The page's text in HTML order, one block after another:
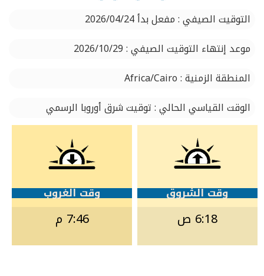
التوقيت الصيفي : مفعل بدأ 2026/04/24
موعد إنتهاء التوقيت الصيفي : 2026/10/29
المنطقة الزمنية : Africa/Cairo
الوقت القياسي الحالي : توقيت شرق أوروبا الرسمي
وقت الشروق
6:18 ص
وقت الغروب
7:46 م